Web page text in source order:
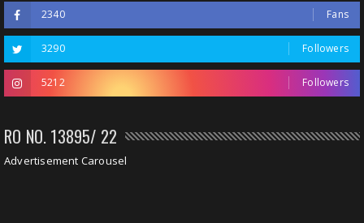
2340 Fans
3290 Followers
5212 Followers
RO NO. 13895/ 22
Advertisement Carousel